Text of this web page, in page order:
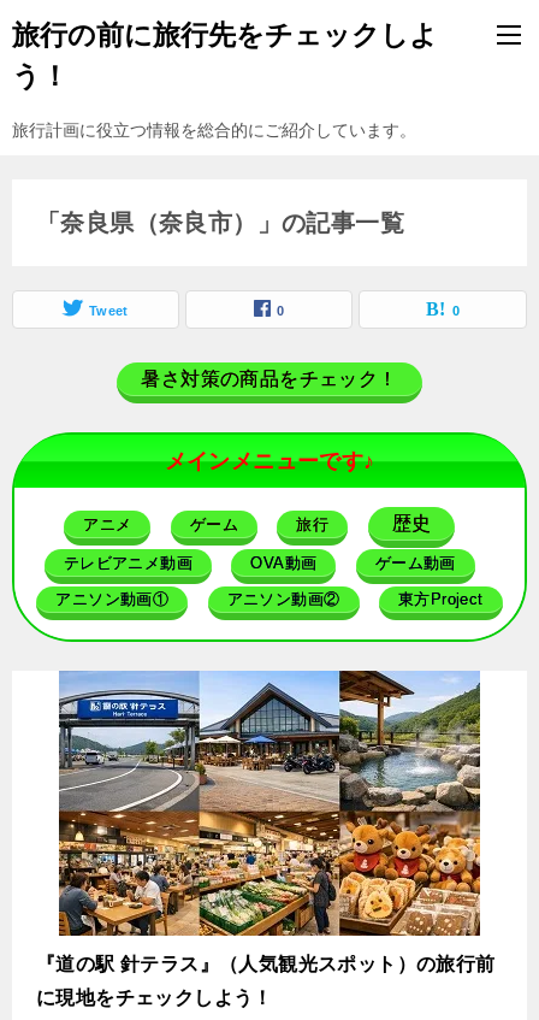
旅行の前に旅行先をチェックしよ
う！
旅行計画に役立つ情報を総合的にご紹介しています。
「奈良県（奈良市）」の記事一覧
Tweet 0 0
暑さ対策の商品をチェック！
メインメニューです♪
アニメ ゲーム 旅行 歴史
テレビアニメ動画 OVA動画 ゲーム動画
アニソン動画① アニソン動画② 東方Project
『道の駅 針テラス』（人気観光スポット）の旅行前
に現地をチェックしよう！